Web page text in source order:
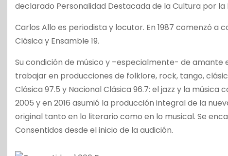
declarado Personalidad Destacada de la Cultura por la
Carlos Allo es periodista y locutor. En 1987 comenzó a
Clásica y Ensamble 19.
Su condición de músico y –especialmente- de amante
trabajar en producciones de folklore, rock, tango,
Clásica 97.5 y Nacional Clásica 96.7: el jazz y la
2005 y en 2016 asumió la producción integral de la
original tanto en lo literario como en lo musical. Se
Consentidos desde el inicio de la audición.